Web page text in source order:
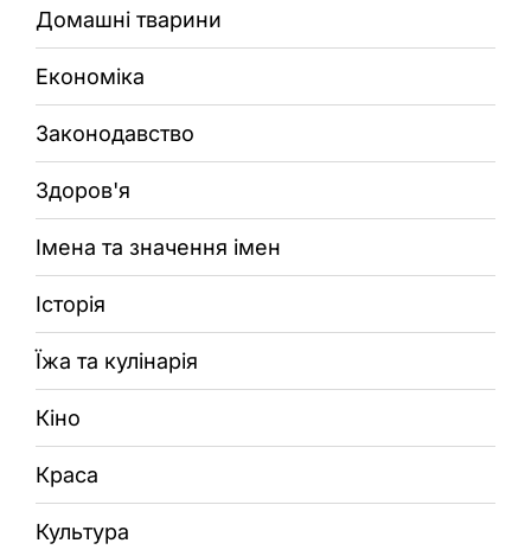
Домашні тварини
Економіка
Законодавство
Здоров'я
Імена та значення імен
Історія
Їжа та кулінарія
Кіно
Краса
Культура